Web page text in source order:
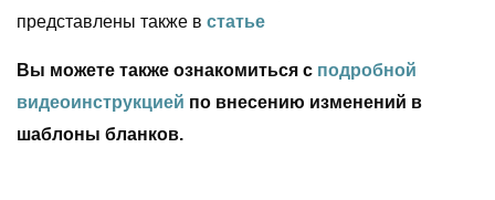
представлены также в статье
Вы можете также ознакомиться с подробной
видеоинструкцией по внесению изменений в
шаблоны бланков.